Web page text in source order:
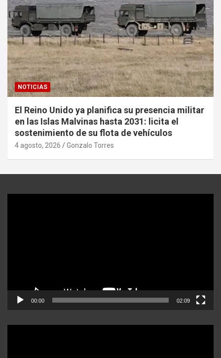
NOTICIAS
El Reino Unido ya planifica su presencia militar
en las Islas Malvinas hasta 2031: licita el
sostenimiento de su flota de vehículos
4 agosto, 2026 Gonzalo Torres
00:00 02:09